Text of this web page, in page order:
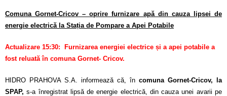
Comuna Gornet-Cricov – oprire furnizare apă din cauza lipsei de
energie electrică la Stația de Pompare a Apei Potabile
Actualizare 15:30: Furnizarea energiei electrice și a apei potabile a
fost reluată în comuna Gornet- Cricov.
HIDRO PRAHOVA S.A. informează că, în comuna Gornet-Cricov, la
SPAP, s-a înregistrat lipsă de energie electrică, din cauza unei avarii pe